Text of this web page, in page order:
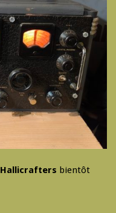
Hallicrafters bientôt